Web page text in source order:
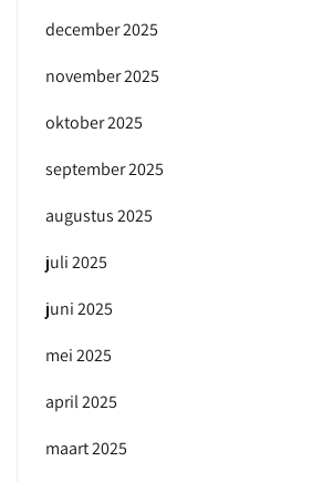
december 2025
november 2025
oktober 2025
september 2025
augustus 2025
juli 2025
juni 2025
mei 2025
april 2025
maart 2025